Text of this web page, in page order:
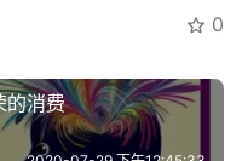
0
的消费